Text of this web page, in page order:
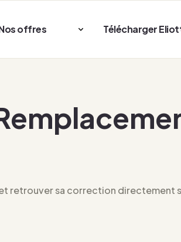
offres Télécharger
retrouver sa correction directement